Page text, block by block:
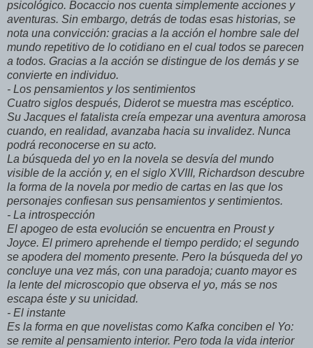
psicológico. Bocaccio nos cuenta simplemente acciones y
aventuras. Sin embargo, detrás de todas esas historias, se
nota una convicción: gracias a la acción el hombre sale del
mundo repetitivo de lo cotidiano en el cual todos se parecen
a todos. Gracias a la acción se distingue de los demás y se
convierte en individuo.
- Los pensamientos y los sentimientos
Cuatro siglos después, Diderot se muestra mas escéptico.
Su Jacques el fatalista creía empezar una aventura amorosa
cuando, en realidad, avanzaba hacia su invalidez. Nunca
podrá reconocerse en su acto.
La búsqueda del yo en la novela se desvía del mundo
visible de la acción y, en el siglo XVIII, Richardson descubre
la forma de la novela por medio de cartas en las que los
personajes confiesan sus pensamientos y sentimientos.
- La introspección
El apogeo de esta evolución se encuentra en Proust y
Joyce. El primero aprehende el tiempo perdido; el segundo
se apodera del momento presente. Pero la búsqueda del yo
concluye una vez más, con una paradoja; cuanto mayor es
la lente del microscopio que observa el yo, más se nos
escapa éste y su unicidad.
- El instante
Es la forma en que novelistas como Kafka conciben el Yo:
se remite al pensamiento interior. Pero toda la vida interior